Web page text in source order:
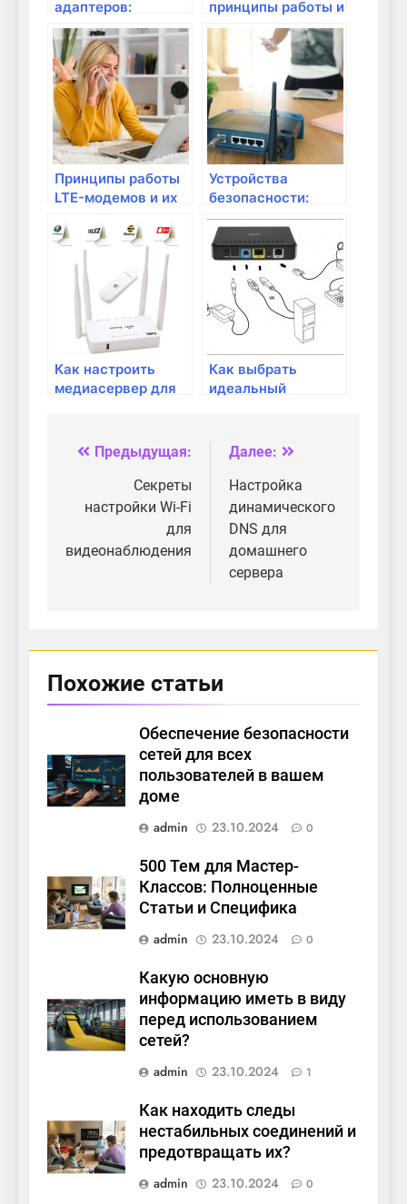
адаптеров:
внутренние и
внешние варианты
принципы работы и
её преимущества
Принципы работы
LTE-модемов и их
Устройства
безопасности:
антивирусы,
фильтры и
контроль доступа
Как настроить
медиасервер для
устройства в
домашней сети?
Как выбрать
идеальный
вещей?
Навигация
записям
Предыдущая:
Секреты
настройки Wi-Fi
для
видеонаблюдения
Далее:
Настройка
динамического
DNS для
домашнего
сервера
Похожие статьи
Обеспечение безопасности
сетей для всех
пользователей в вашем
доме
admin
23.10.2024 0
500 Тем для Мастер-
Классов: Полноценные
Статьи и Специфика
admin
23.10.2024 0
Какую основную
информацию иметь в виду
перед использованием
сетей?
admin
23.10.2024 1
Как находить следы
нестабильных соединений и
предотвращать их?
admin
23.10.2024 0